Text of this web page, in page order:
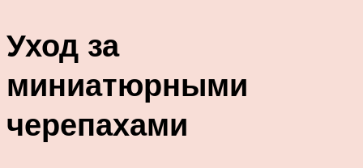
Уход за
миниатюрными
черепахами